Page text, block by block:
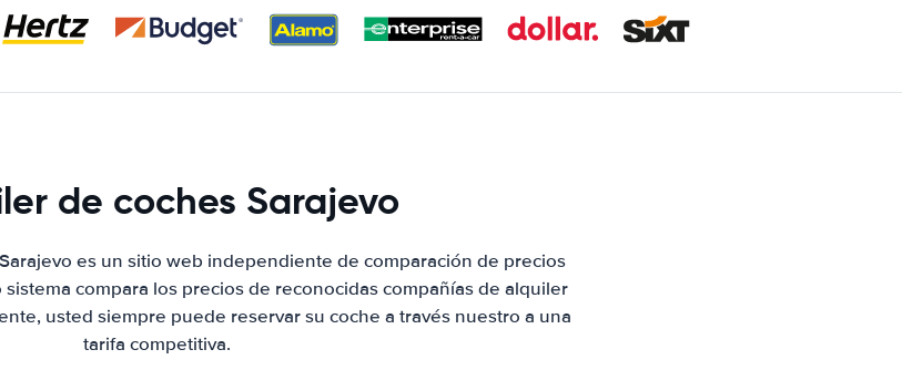
de coches Sarajevo
es un sitio web independiente de comparación de precios
compara los precios de reconocidas compañías de alquiler
usted siempre puede reservar su coche a través nuestro a una
tarifa competitiva.